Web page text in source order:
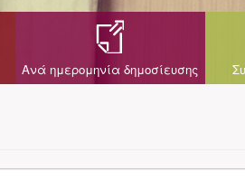
Ανά ημερομηνία δημοσίευσης